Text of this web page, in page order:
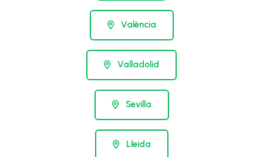
València
Valladolid
Sevilla
Lleida